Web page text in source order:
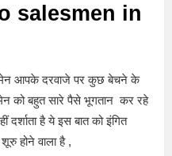
salesmen in
आपके दरवाजे पर कुछ बेचने के
को बहुत सारे पैसे भूगतान कर रहे
है ये इस बात को इंगित
होने वाला है ,